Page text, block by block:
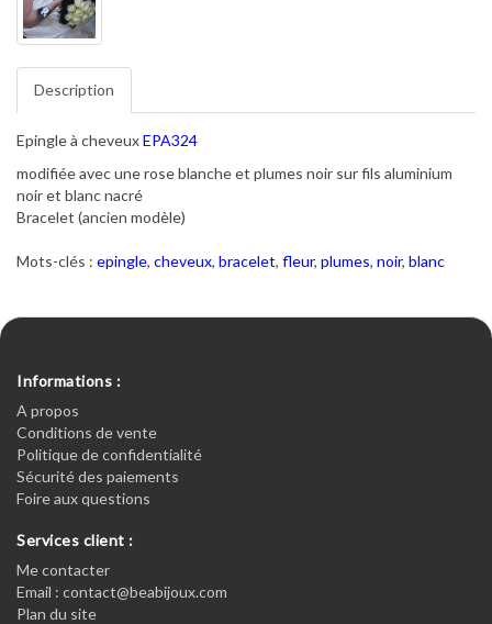
Description
Epingle à cheveuxEPA324
modifiée avec une rose blanche et plumes noir sur fils aluminium
noir et blanc nacré
Bracelet (ancien modèle)
Mots-clés : epingle, cheveux, bracelet, fleur, plumes, noir, blanc
Informations :
A propos
Conditions de vente
Politique de confidentialité
Sécurité des paiements
Foire aux questions
Services client :
Me contacter
Email : contact@beabijoux.com
Plan du site